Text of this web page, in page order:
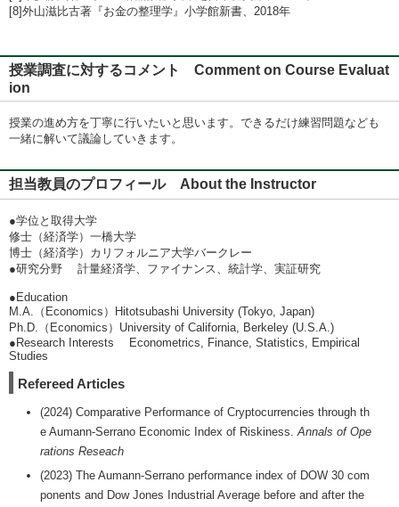
[8]外山滋比古著『お金の整理学』小学館新書、2018年
授業調査に対するコメント Comment on Course Evaluat
ion
授業の進め方を丁寧に行いたいと思います。できるだけ練習問題なども
一緒に解いて議論していきます。
担当教員のプロフィール About the Instructor
●学位と取得大学
修士（経済学）一橋大学
博士（経済学）カリフォルニア大学バークレー
●研究分野 計量経済学、ファイナンス、統計学、実証研究
●Education
M.A.（Economics）Hitotsubashi University (Tokyo, Japan)
Ph.D.（Economics）University of California, Berkeley (U.S.A.)
●Research Interests Econometrics, Finance, Statistics, Empirical
Studies
Refereed Articles
(2024) Comparative Performance of Cryptocurrencies through th
e Aumann-Serrano Economic Index of Riskiness.Annals of Ope
rations Reseach
(2023) The Aumann-Serrano performance index of DOW 30 com
ponents and Dow Jones Industrial Average before and after the